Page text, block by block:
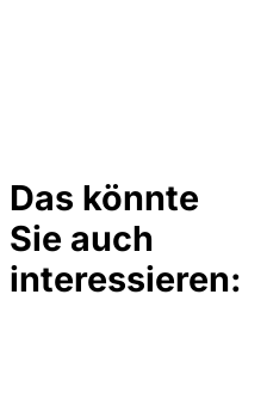
Das könnte
Sie auch
interessieren: